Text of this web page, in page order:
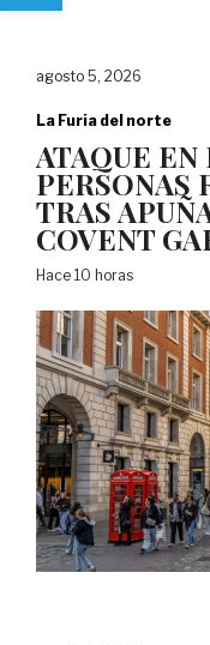
agosto 5, 2026
La Furia del norte
ATAQUE EN
PERSONAS
TRAS
COVENT
Hace 10 horas